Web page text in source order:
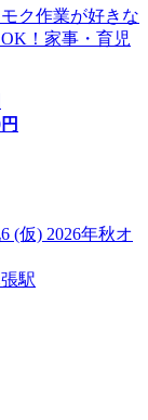
ク作業が好きな
！家事・育児
円
(仮) 2026年秋オ
駅